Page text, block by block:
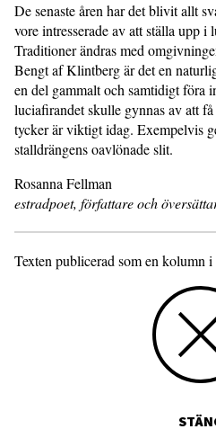
De senaste åren har det blivit allt
vore intresserade av att ställa upp
Traditioner ändras med
Bengt af Klintberg är det en
en del gammalt och samtidigt föra
luciafirandet skulle gynnas av att
tycker är viktigt idag. Exempelvis
stalldrängens oavlönade slit.
Rosanna Fellman
estradpoet, författare och
Texten publicerad som en kolumn